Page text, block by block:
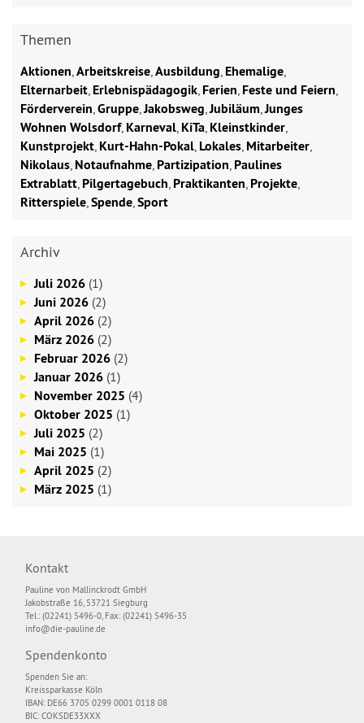
Themen
Aktionen,Arbeitskreise,Ausbildung, Ehemalige,
Elternarbeit, Erlebnispädagogik, Ferien, Feste und Feiern,
Förderverein,Gruppe,Jakobsweg,Jubiläum,Junges
Wohnen Wolsdorf, Karneval, KiTa, Kleinstkinder,
Kunstprojekt, Kurt-Hahn-Pokal, Lokales, Mitarbeiter,
Nikolaus, Notaufnahme, Partizipation, Paulines
Extrablatt, Pilgertagebuch, Praktikanten, Projekte,
Ritterspiele,Spende,Sport
Archiv
Juli 2026 (1)
Juni 2026 (2)
April 2026 (2)
März 2026 (2)
Februar 2026 (2)
Januar 2026 (1)
November 2025 (4)
Oktober 2025 (1)
Juli 2025 (2)
Mai 2025 (1)
April 2025 (2)
März 2025 (1)
Kontakt
Pauline von Mallinckrodt GmbH
Jakobstraße 16, 53721 Siegburg
Tel.: (02241) 5496-0, Fax: (02241) 5496-35
info@die-pauline.de
Spendenkonto
Spenden Sie an:
Kreissparkasse Köln
IBAN: DE66 3705 0299 0001 0118 08
BIC: COKSDE33XXX